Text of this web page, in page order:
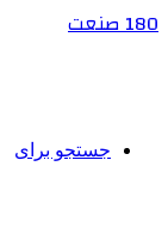
180 صنعت
جستجو برای